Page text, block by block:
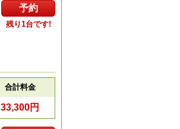
予約
残り1台です!
合計料金
33,300円